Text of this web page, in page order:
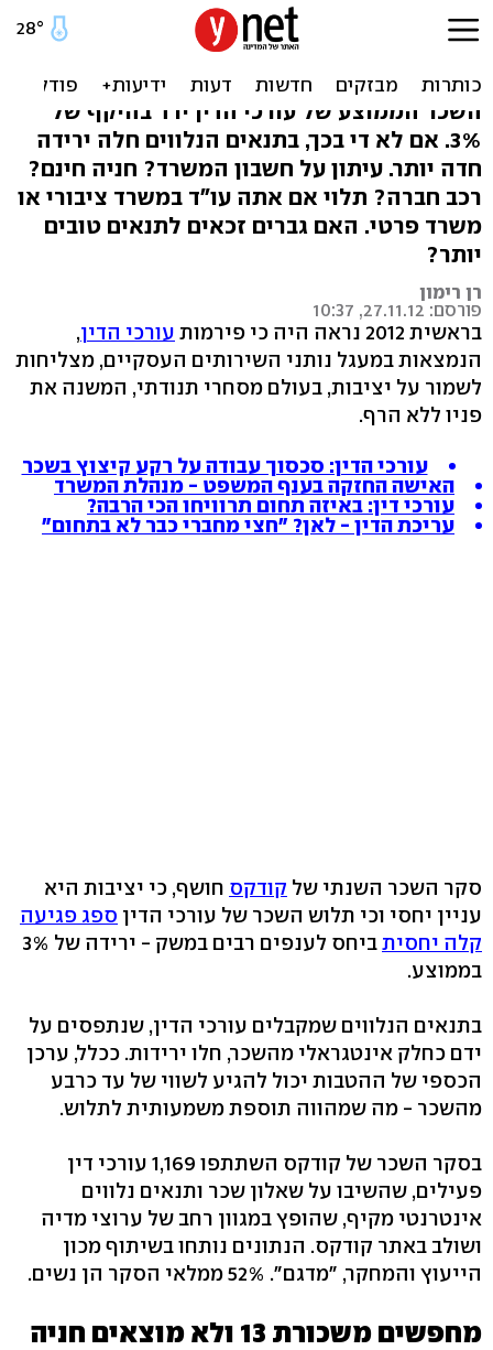
עורך דין? חלה ירידה בתנאי
ההעסקה שלך
השכר הממוצע של עורכי הדין ירד בהיקף של
3%. אם לא די בכך, בתנאים הנלווים חלה ירידה
חדה יותר. עיתון על חשבון המשרד? חניה חינם?
רכב חברה? תלוי אם אתה עו"ד במשרד ציבורי או
משרד פרטי. האם גברים זכאים לתנאים טובים
יותר?
רן רימון
פורסם: 27.11.12, 10:37
בראשית 2012 נראה היה כי פירמות עורכי הדין,
הנמצאות במעגל נותני השירותים העסקיים, מצליחות
לשמור על יציבות, בעולם מסחרי תנודתי, המשנה את
פניו ללא הרף.
עורכי הדין: סכסוך עבודה על רקע קיצוץ בשכר
האישה החזקה בענף המשפט - מנהלת המשרד
עורכי דין: באיזה תחום תרוויחו הכי הרבה?
עריכת הדין - לאן? "חצי מחברי כבר לא בתחום"
סקר השכר השנתי של קודקס חושף, כי יציבות היא
עניין יחסי וכי תלוש השכר של עורכי הדין ספג פגיעה
קלה יחסית
ביחס לענפים רבים במשק - ירידה של 3%
בממוצע.
בתנאים הנלווים שמקבלים עורכי הדין, שנתפסים על
ידם כחלק אינטגראלי מהשכר, חלו ירידות. ככלל, ערכן
הכספי של ההטבות יכול להגיע לשווי של עד כרבע
מהשכר - מה שמהווה תוספת משמעותית לתלוש.
בסקר השכר של קודקס השתתפו 1,169 עורכי דין
פעילים, שהשיבו על שאלון שכר ותנאים נלווים
אינטרנטי מקיף, שהופץ במגוון רחב של ערוצי מדיה
ושולב באתר קודקס. הנתונים נותחו בשיתוף מכון
הייעוץ והמחקר, "מדגם". 52% ממלאי הסקר הן נשים.
מחפשים משכורת 13 ולא מוצאים חניה